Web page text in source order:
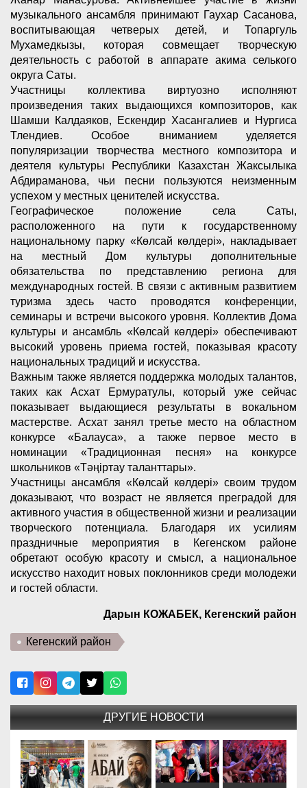
музыкального ансамбля принимают Гаухар Сасанова,
воспитывающая четверых детей, и Топаргуль
Мухамедкызы, которая совмещает творческую
деятельность с работой в аппарате акима селького
округа Саты.
Участницы коллектива виртуозно исполняют
произведения таких выдающихся композиторов, как
Шамши Калдаяков, Ескендир Хасангалиев и Нургиса
Тлендиев. Особое вниманием уделяется
популяризации творчества местного композитора и
деятеля культуры Республики Казахстан Жаксылыка
Абдираманова, чьи песни пользуются неизменным
успехом у местных ценителей искусства.
Географическое положение села Саты,
расположенного на пути к государственному
национальному парку «Көлсай көлдері», накладывает
на местный Дом культуры дополнительные
обязательства по представлению региона для
международных гостей. В связи с активным развитием
туризма здесь часто проводятся конференции,
семинары и встречи высокого уровня. Коллектив Дома
культуры и ансамбль «Көлсай көлдері» обеспечивают
высокий уровень приема гостей, показывая красоту
национальных традиций и искусства.
Важным также является поддержка молодых талантов,
таких как Асхат Ермуратулы, который уже сейчас
показывает выдающиеся результаты в вокальном
мастерстве. Асхат занял третье место на областном
конкурсе «Балауса», а также первое место в
номинации «Традиционная песня» на конкурсе
школьников «Тәңіртау таланттары».
Участницы ансамбля «Көлсай көлдері» своим трудом
доказывают, что возраст не является преградой для
активного участия в общественной жизни и реализации
творческого потенциала. Благодаря их усилиям
праздничные мероприятия в Кегенском районе
обретают особую красоту и смысл, а национальное
искусство находит новых поклонников среди молодежи
и гостей области.
Дарын КОЖАБЕК, Кегенский район
Кегенский район
ДРУГИЕ НОВОСТИ